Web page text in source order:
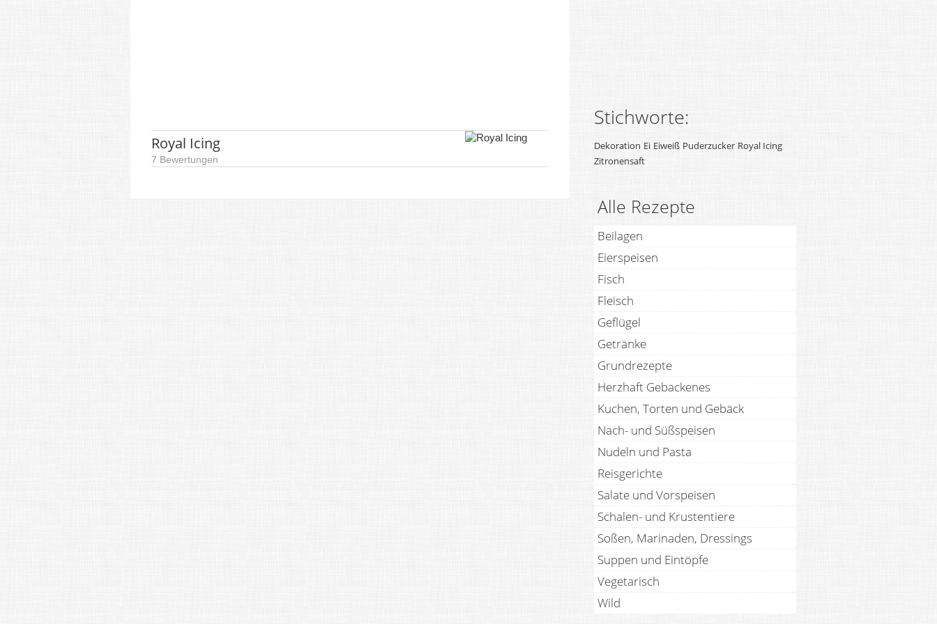
Royal Icing
7 Bewertungen
Stichworte:
Dekoration Ei Eiweiß Puderzucker Royal Icing
Zitronensaft
Alle Rezepte
Beilagen
Eierspeisen
Fisch
Fleisch
Geflügel
Getränke
Grundrezepte
Herzhaft Gebackenes
Kuchen, Torten und Gebäck
Nach- und Süßspeisen
Nudeln und Pasta
Reisgerichte
Salate und Vorspeisen
Schalen- und Krustentiere
Soßen, Marinaden, Dressings
Suppen und Eintöpfe
Vegetarisch
Wild